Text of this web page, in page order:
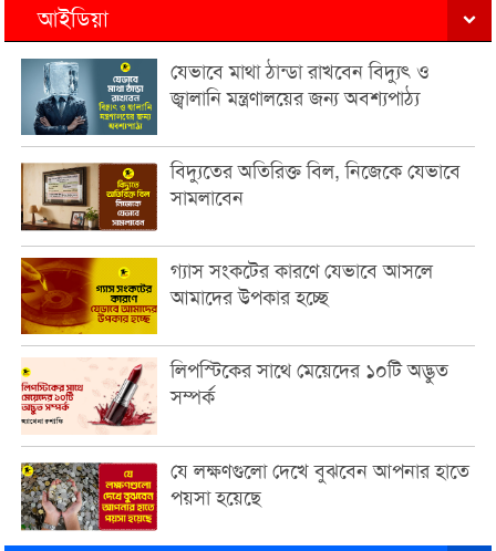
আইডিয়া
যেভাবে মাথা ঠান্ডা রাখবেন বিদ্যুৎ ও
জ্বালানি মন্ত্রণালয়ের জন্য অবশ্যপাঠ্য
বিদ্যুতের অতিরিক্ত বিল, নিজেকে যেভাবে
সামলাবেন
গ্যাস সংকটের কারণে যেভাবে আসলে
আমাদের উপকার হচ্ছে
লিপস্টিকের সাথে মেয়েদের ১০টি অদ্ভুত
সম্পর্ক
যে লক্ষণগুলো দেখে বুঝবেন আপনার হাতে
পয়সা হয়েছে